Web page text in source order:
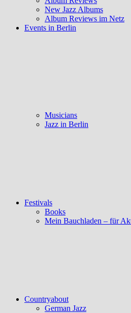
New Jazz Albums
Album Reviews im Netz
Events in Berlin
Musicians
Jazz in Berlin
Festivals
Books
Mein Bauchladen – für
Countryabout
German Jazz